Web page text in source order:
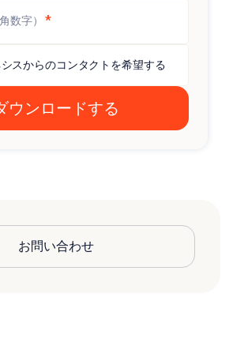
数字） *
スからのコンタクトを希望する
お問い合わせ